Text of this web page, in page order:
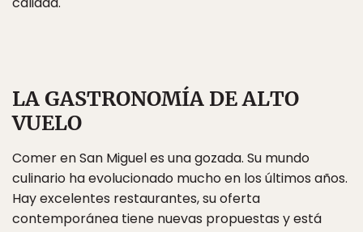
LA GASTRONOMÍA DE ALTO
VUELO
Comer en San Miguel es una gozada. Su mundo
culinario ha evolucionado mucho en los últimos años.
Hay excelentes restaurantes, su oferta
contemporánea tiene nuevas propuestas y está